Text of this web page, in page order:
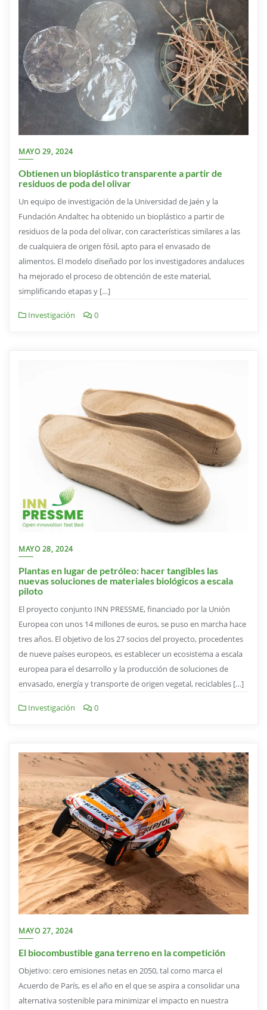
MAYO 29, 2024
Obtienen un bioplástico transparente a partir de
residuos de poda del olivar
Un equipo de investigación de la Universidad de Jaén y la
Fundación Andaltec ha obtenido un bioplástico a partir de
residuos de la poda del olivar, con características similares a las
de cualquiera de origen fósil, apto para el envasado de
alimentos. El modelo diseñado por los investigadores andaluces
ha mejorado el proceso de obtención de este material,
simplificando etapas y […]
Investigación 0
MAYO 28, 2024
Plantas en lugar de petróleo: hacer tangibles las
nuevas soluciones de materiales biológicos a escala
piloto
El proyecto conjunto INN PRESSME, financiado por la Unión
Europea con unos 14 millones de euros, se puso en marcha hace
tres años. El objetivo de los 27 socios del proyecto, procedentes
de nueve países europeos, es establecer un ecosistema a escala
europea para el desarrollo y la producción de soluciones de
envasado, energía y transporte de origen vegetal, reciclables […]
Investigación 0
MAYO 27, 2024
El biocombustible gana terreno en la competición
Objetivo: cero emisiones netas en 2050, tal como marca el
Acuerdo de París, es el año en el que se aspira a consolidar una
alternativa sostenible para minimizar el impacto en nuestra